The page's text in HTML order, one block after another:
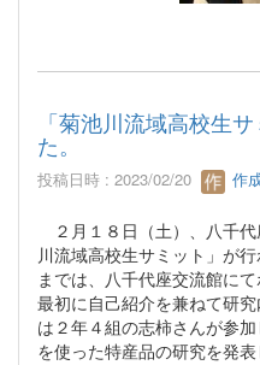
「菊池川流域高校生
た。
投稿日時 : 2023/02/20 作
２月１８日（土）、八千
川流域高校生サミット」が
までは、八千代座交流館に
最初に自己紹介を兼ねて研
は２年４組の志柿さんが参
を使った特産品の研究を発表